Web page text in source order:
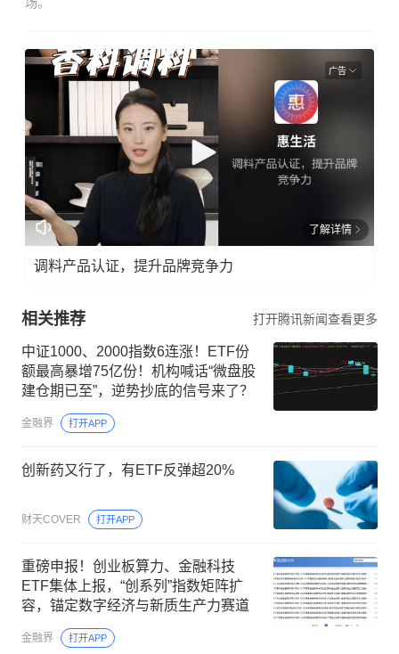
广告
了解详情
调料产品认证，提升品牌竞争力
相关推荐 打开腾讯新闻查看更多
中证1000、2000指数6连涨！ETF份
额最高暴增75亿份！机构喊话“微盘股
建仓期已至”，逆势抄底的信号来了？
金融界 打开APP
创新药又行了，有ETF反弹超20%
财天COVER 打开APP
重磅申报！创业板算力、金融科技
ETF集体上报，“创系列”指数矩阵扩
容，锚定数字经济与新质生产力赛道
金融界 打开APP